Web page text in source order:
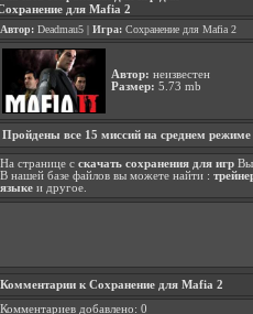
для Mafia 2
Автор: Deadmau5 | Игра: Сохранение для Mafia 2
Автор: неизвестен
Размер: 5.73 mb
Пройдены все 15 миссий на среднем режиме
На странице с скачать сохранения для игр Вы
В нашей базе файлов вы можете найти :
языке и другое.
Комментарии к Сохранение для Mafia 2
Комментариев добавлено: 0